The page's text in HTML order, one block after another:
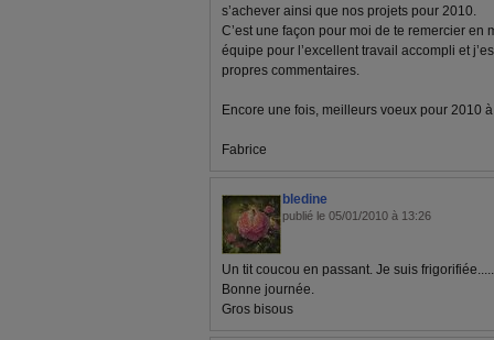
s’achever ainsi que nos projets pour 2010.
C’est une façon pour moi de te remercier en
équipe pour l’excellent travail accompli et
propres commentaires.
Encore une fois, meilleurs voeux pour 2010
Fabrice
bledine
publié le 05/01/2010 à 13:26
Un tit coucou en passant. Je suis
Bonne journée.
Gros bisous